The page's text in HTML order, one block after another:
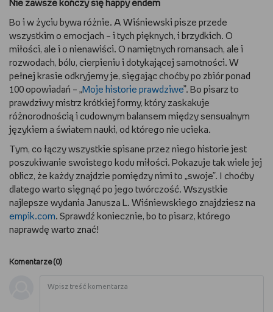
Nie zawsze kończy się happy endem
Bo i w życiu bywa różnie. A Wiśniewski pisze przede
wszystkim o emocjach – i tych pięknych, i brzydkich. O
miłości, ale i o nienawiści. O namiętnych romansach, ale i
rozwodach, bólu, cierpieniu i dotykającej samotności. W
pełnej krasie odkryjemy je, sięgając choćby po zbiór ponad
100 opowiadań – „Moje historie prawdziwe”. Bo pisarz to
prawdziwy mistrz krótkiej formy, który zaskakuje
różnorodnością i cudownym balansem między sensualnym
językiem a światem nauki, od którego nie ucieka.
Tym, co łączy wszystkie spisane przez niego historie jest
poszukiwanie swoistego kodu miłości. Pokazuje tak wiele jej
oblicz, że każdy znajdzie pomiędzy nimi to „swoje”. I choćby
dlatego warto sięgnąć po jego twórczość. Wszystkie
najlepsze wydania Janusza L. Wiśniewskiego znajdziesz na
empik.com. Sprawdź koniecznie, bo to pisarz, którego
naprawdę warto znać!
Komentarze (0)